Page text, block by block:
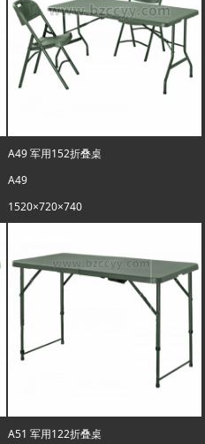
A49 军用152折叠桌
A49
1520×720×740
A51 军用122折叠桌